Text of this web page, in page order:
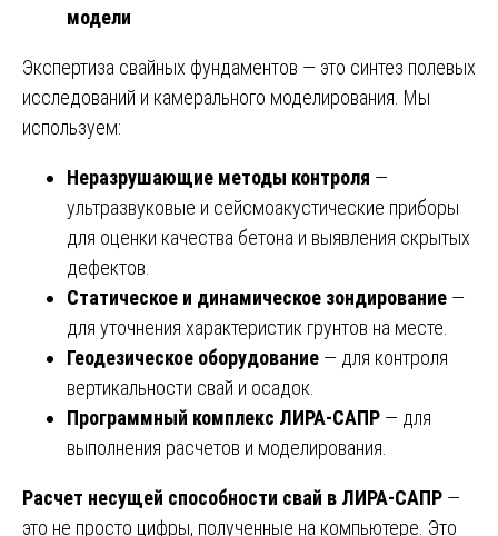
модели
Экспертиза свайных фундаментов — это синтез полевых
исследований и камерального моделирования. Мы
используем:
Неразрушающие методы контроля —
ультразвуковые и сейсмоакустические приборы
для оценки качества бетона и выявления скрытых
дефектов.
Статическое и динамическое зондирование —
для уточнения характеристик грунтов на месте.
Геодезическое оборудование — для контроля
вертикальности свай и осадок.
Программный комплекс ЛИРА-САПР — для
выполнения расчетов и моделирования.
Расчет несущей способности свай в ЛИРА-САПР —
это не просто цифры, полученные на компьютере. Это